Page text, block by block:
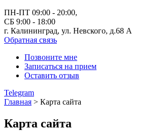
ПН-ПТ 09:00 - 20:00,
СБ 9:00 - 18:00
г. Калининград, ул. Невского, д.68 А
Обратная связь
Позвоните мне
Записаться на прием
Оставить отзыв
Telegram
Главная > Карта сайта
Карта сайта